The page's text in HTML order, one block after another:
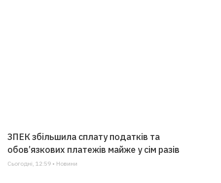
ЗПЕК збільшила сплату податків та
обов’язкових платежів майже у сім разів
Сьогодні, 12:59 • Новини